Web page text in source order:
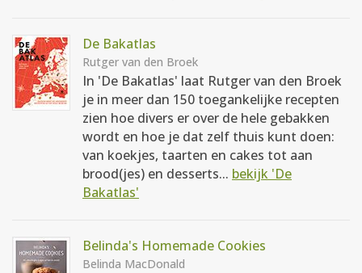
De Bakatlas
Rutger van den Broek
In 'De Bakatlas' laat Rutger van den Broek
je in meer dan 150 toegankelijke recepten
zien hoe divers er over de hele gebakken
wordt en hoe je dat zelf thuis kunt doen:
van koekjes, taarten en cakes tot aan
brood(jes) en desserts... bekijk 'De
Bakatlas'
Belinda's Homemade Cookies
Belinda MacDonald